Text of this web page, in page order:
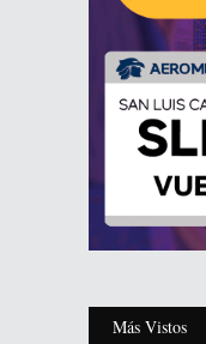
Más Vistos